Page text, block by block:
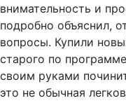
внимательность и
подробно объяснил,
вопросы. Купили
старого по
своим руками
это не обычная